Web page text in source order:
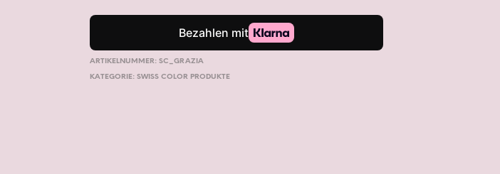
ARTIKELNUMMER:SC_GRAZIA
KATEGORIE:SWISS COLOR PRODUKTE